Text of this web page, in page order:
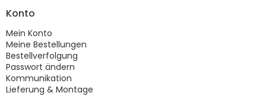
Konto
Mein Konto
Meine Bestellungen
Bestellverfolgung
Passwort ändern
Kommunikation
Lieferung & Montage